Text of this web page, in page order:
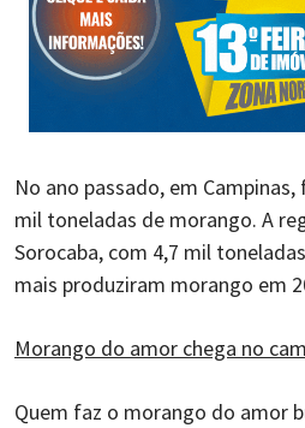
No ano passado, em
mil toneladas de morango. A
Sorocaba, com 4,7 mil
mais produziram morango em
Morango do amor chega no
Quem faz o morango do amor